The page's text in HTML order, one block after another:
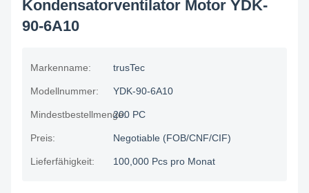
Kondensatorventilator Motor YDK-
90-6A10
Markenname: trusTec
Modellnummer: YDK-90-6A10
Mindestbestellmenge:200 PC
Preis: Negotiable (FOB/CNF/CIF)
Lieferfähigkeit: 100,000 Pcs pro Monat